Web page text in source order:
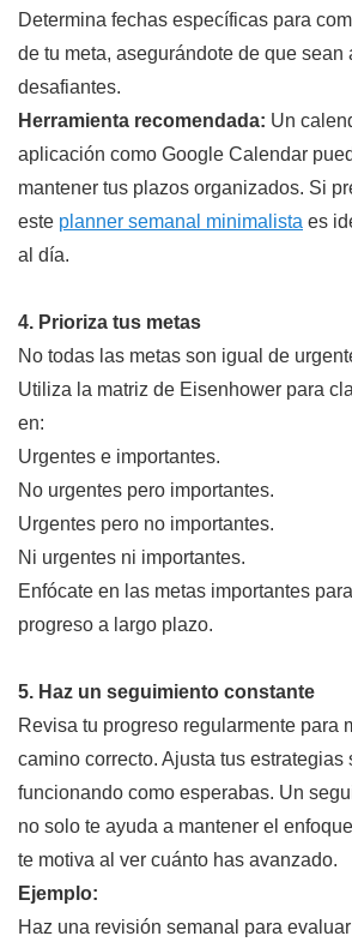
Determina fechas específicas para
de tu meta, asegurándote de que sean
desafiantes.
Herramienta recomendada: Un
aplicación como Google Calendar
mantener tus plazos organizados. Si
este planner semanal minimalista es
al día.
4. Prioriza tus metas
No todas las metas son igual de
Utiliza la matriz de Eisenhower para
en:
Urgentes e importantes.
No urgentes pero importantes.
Urgentes pero no importantes.
Ni urgentes ni importantes.
Enfócate en las metas importantes
progreso a largo plazo.
5. Haz un seguimiento constante
Revisa tu progreso regularmente para
camino correcto. Ajusta tus estrategias
funcionando como esperabas. Un
no solo te ayuda a mantener el
te motiva al ver cuánto has avanzado.
Ejemplo:
Haz una revisión semanal para